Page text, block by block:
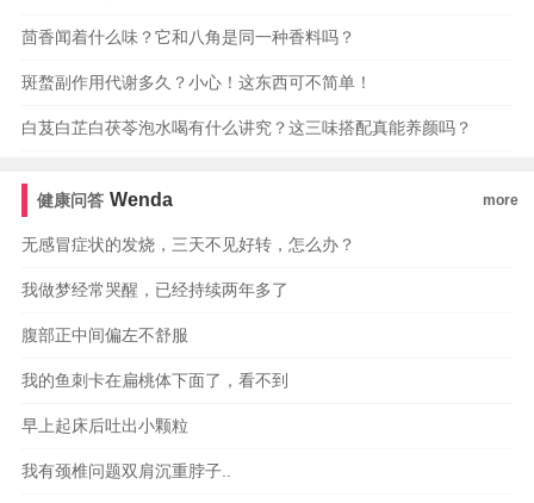
茴香闻着什么味？它和八角是同一种香料吗？
斑蝥副作用代谢多久？小心！这东西可不简单！
白芨白芷白茯苓泡水喝有什么讲究？这三味搭配真能养颜吗？
健康问答 Wenda more
无感冒症状的发烧，三天不见好转，怎么办？
我做梦经常哭醒，已经持续两年多了
腹部正中间偏左不舒服
我的鱼刺卡在扁桃体下面了，看不到
早上起床后吐出小颗粒
我有颈椎问题双肩沉重脖子..